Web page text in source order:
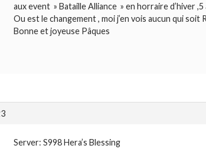
aux event » Bataille Alliance » en horraire d’hiver
Ou est le changement , moi j’en vois aucun qui soit
Bonne et joyeuse Pâques
Server: S998 Hera’s Blessing